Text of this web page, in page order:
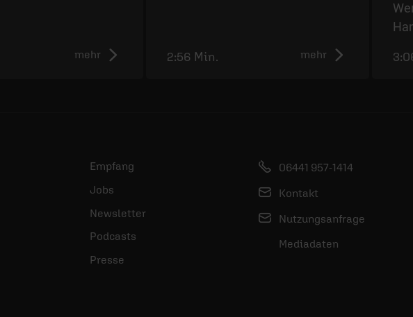
mehr mehr
2:56 Min.
Empfang
Jobs
Newsletter
Podcasts
Presse
06441 957-1414
Kontakt
Nutzungsanfrage
Mediadaten